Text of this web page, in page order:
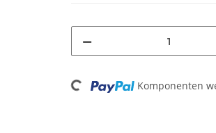
Loading... Komponenten